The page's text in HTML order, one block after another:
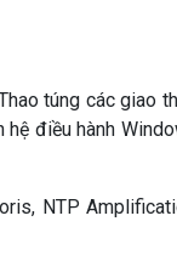
túng các giao
hệ điều hành
NTP